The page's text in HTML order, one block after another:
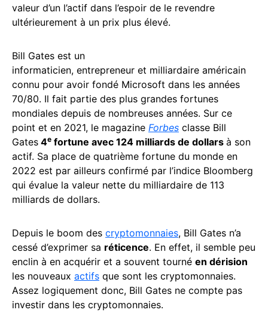
valeur d’un l’actif dans l’espoir de le revendre
ultérieurement à un prix plus élevé.
Bill Gates est un
informaticien, entrepreneur et milliardaire américain
connu pour avoir fondé Microsoft dans les années
70/80. Il fait partie des plus grandes fortunes
mondiales depuis de nombreuses années. Sur ce
point et en 2021, le magazine Forbes classe Bill
Gates 4e fortune avec 124 milliards de dollars à son
actif. Sa place de quatrième fortune du monde en
2022 est par ailleurs confirmé par l’indice Bloomberg
qui évalue la valeur nette du milliardaire de 113
milliards de dollars.
Depuis le boom des cryptomonnaies, Bill Gates n’a
cessé d’exprimer sa réticence. En effet, il semble peu
enclin à en acquérir et a souvent tourné en dérision
les nouveaux actifs que sont les cryptomonnaies.
Assez logiquement donc, Bill Gates ne compte pas
investir dans les cryptomonnaies.